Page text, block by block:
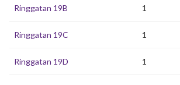
Ringgatan 19B 1
Ringgatan 19C 1
Ringgatan 19D 1